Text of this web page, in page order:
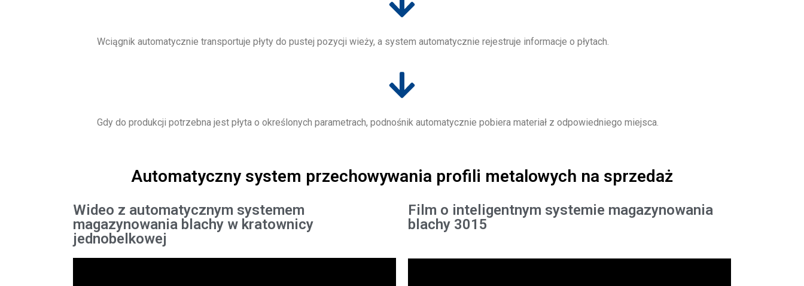
Wciągnik automatycznie transportuje płyty do pustej pozycji wieży, a system automatycznie rejestruje informacje o płytach.
Gdy do produkcji potrzebna jest płyta o określonych parametrach, podnośnik automatycznie pobiera materiał z odpowiedniego miejsca.
Automatyczny system przechowywania profili metalowych na sprzedaż
Wideo z automatycznym systemem
magazynowania blachy w kratownicy
jednobelkowej
Film o inteligentnym systemie magazynowania
blachy 3015